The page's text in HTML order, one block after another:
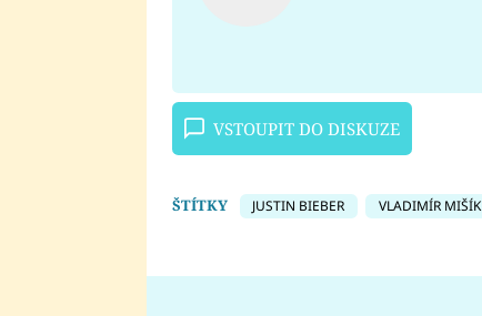
VSTOUPIT DO DISKUZE
ŠTÍTKY JUSTIN BIEBER VLADIMÍR MIŠÍK